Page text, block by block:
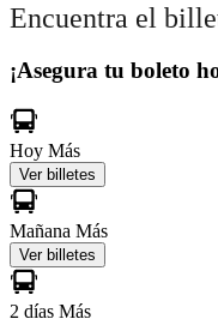
Encuentra el
¡Asegura tu boleto
Hoy Más
Ver billetes
Mañana Más
Ver billetes
2 días Más